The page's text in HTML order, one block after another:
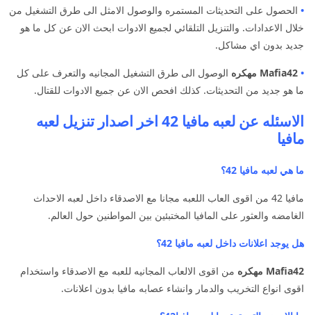
• الحصول على التحديثات المستمره والوصول الامثل الى طرق التشغيل من
خلال الاعدادات. والتنزيل التلقائي لجميع الادوات ابحث الان عن كل ما هو
جديد بدون اي مشاكل.
• Mafia42 مهكره
الوصول الى طرق التشغيل المجانيه والتعرف على كل
ما هو جديد من التحديثات. كذلك افحص الان عن جميع الادوات للقتال.
الاسئله عن لعبه مافيا 42 اخر اصدار تنزيل لعبه
مافيا
ما هي لعبه مافيا 42؟
مافيا 42 من اقوى العاب اللعبه مجانا مع الاصدقاء داخل لعبه الاحداث
الغامضه والعثور على المافيا المختبئين بين المواطنين حول العالم.
هل يوجد اعلانات داخل لعبه مافيا 42؟
Mafia42 مهكره
من اقوى الالعاب المجانيه للعبه مع الاصدقاء واستخدام
اقوى انواع التخريب والدمار وانشاء عصابه مافيا بدون اعلانات.